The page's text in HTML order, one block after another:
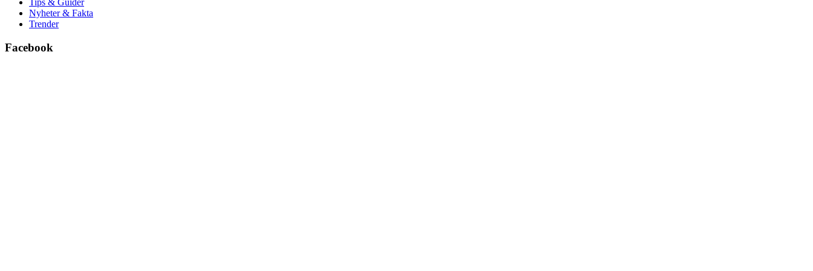
Tips & Guider
Nyheter & Fakta
Trender
Facebook